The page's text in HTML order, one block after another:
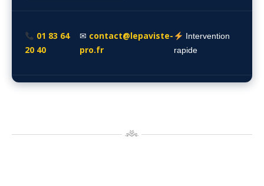
01 83 64
20 40
✉ contact@lepaviste-
pro.fr
Intervention
rapide